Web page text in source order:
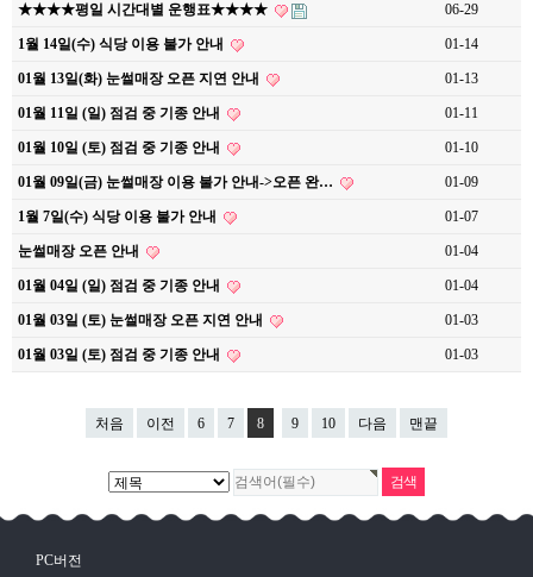
★★★★평일 시간대별 운행표★★★★ 06-29
1월 14일(수) 식당 이용 불가 안내 01-14
01월 13일(화) 눈썰매장 오픈 지연 안내 01-13
01월 11일 (일) 점검 중 기종 안내 01-11
01월 10일 (토) 점검 중 기종 안내 01-10
01월 09일(금) 눈썰매장 이용 불가 안내->오픈 완… 01-09
1월 7일(수) 식당 이용 불가 안내 01-07
눈썰매장 오픈 안내 01-04
01월 04일 (일) 점검 중 기종 안내 01-04
01월 03일 (토) 눈썰매장 오픈 지연 안내 01-03
01월 03일 (토) 점검 중 기종 안내 01-03
처음 이전 6 7 8 9 10 다음 맨끝
PC버전